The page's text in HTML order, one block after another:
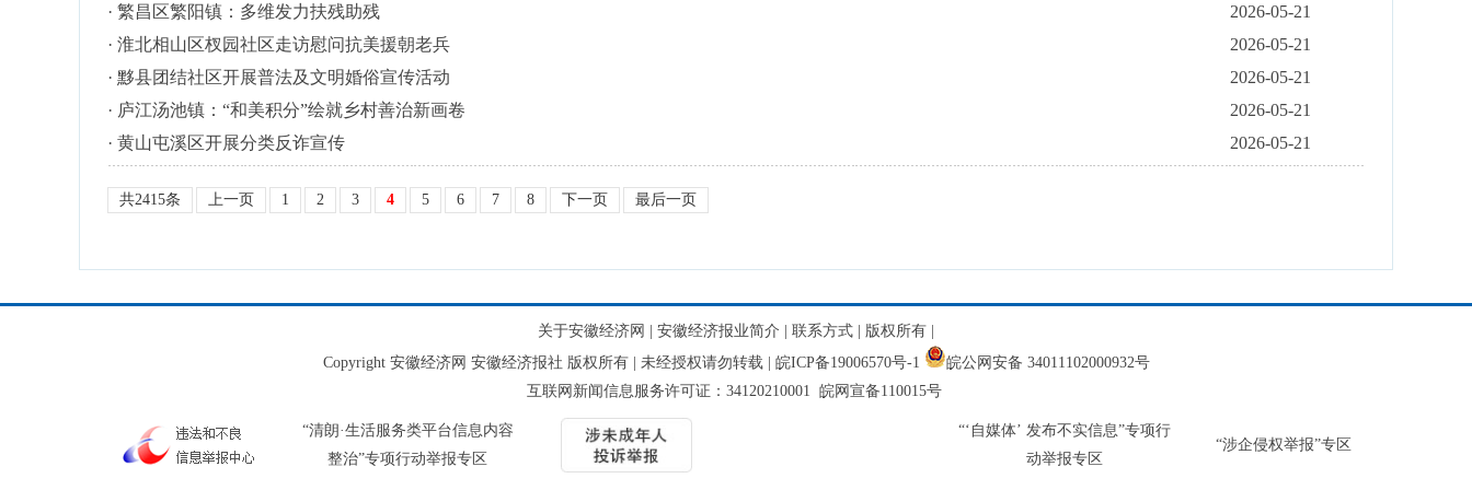
· 繁昌区繁阳镇：多维发力扶残助残
2026-05-21
· 淮北相山区杈园社区走访慰问抗美援朝老兵
2026-05-21
· 黟县团结社区开展普法及文明婚俗宣传活动
2026-05-21
· 庐江汤池镇：“和美积分”绘就乡村善治新画卷
2026-05-21
· 黄山屯溪区开展分类反诈宣传 2026-05-21
共2415条 上一页 1 2 3 4 5 6 7 8 下一页 最后一页
关于安徽经济网 安徽经济报业简介 联系方式 版权所有
Copyright 安徽经济网 安徽经济报社 版权所有 | 未经授权请勿转载 | 皖ICP备19006570号-1
皖公网安备 34011102000932号
互联网新闻信息服务许可证：34120210001 皖网宣备110015号
“清朗·生活服务类平台信息内容
整治”专项行动举报专区
“‘自媒体’ 发布不实信息”专项行
动举报专区
“涉企侵权举报”专区